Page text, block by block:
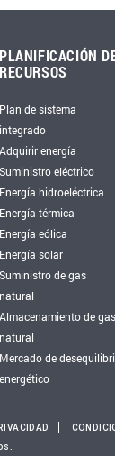
PLANIFICACIÓN
RECURSOS
Plan de sistema
integrado
Adquirir energía
Suministro eléctrico
Energía hidroeléctrica
Energía térmica
Energía eólica
Energía solar
Suministro de gas
natural
Almacenamiento de gas
natural
Mercado de
energético